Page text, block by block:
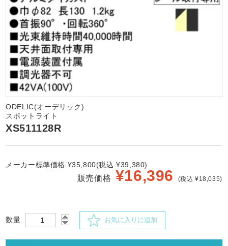
ODELIC(オーデリック)
スポットライト
XS511128R
メーカー標準価格 ¥35,800(税込 ¥39,380)
販売価格 ¥16,396 (税込 ¥18,035)
数量 お気に入りに追加